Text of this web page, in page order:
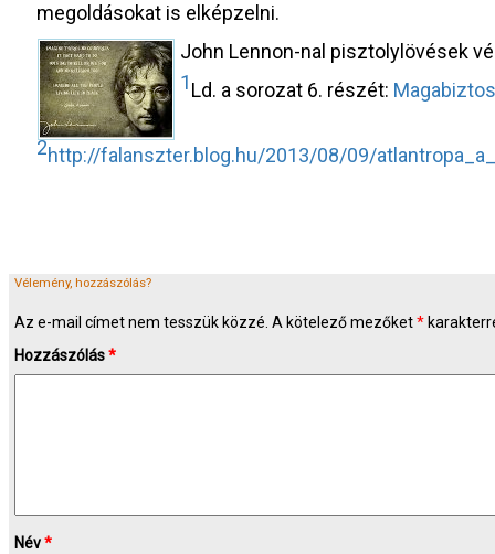
megoldásokat is elképzelni.
John Lennon-nal pisztolylövések
1Ld. a sorozat 6. részét:
2http://falanszter.blog.hu/2013/08/09/
Vélemény, hozzászólás?
Az e-mail címet nem tesszük közzé. A kötelező mezőket*
Hozzászólás*
Név*